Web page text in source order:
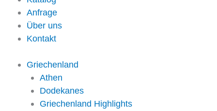
Anfrage
Über uns
Kontakt
Griechenland
Athen
Dodekanes
Griechenland Highlights